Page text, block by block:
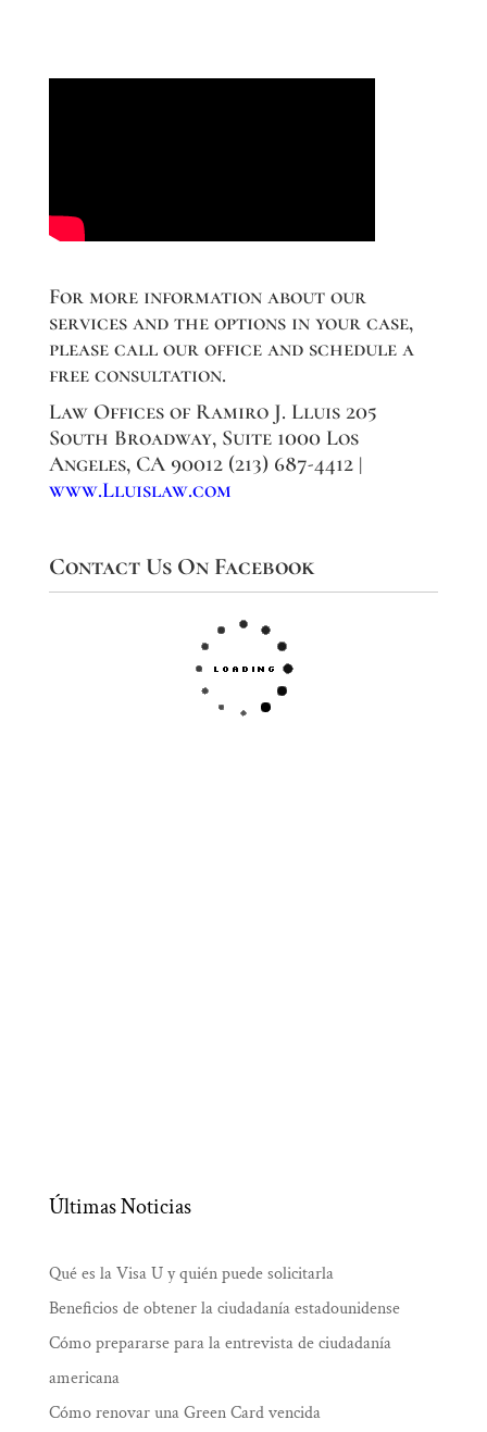
For more information about our
services and the options in your case,
please call our office and schedule a
free consultation.
Law Offices of Ramiro J. Lluis 205
South Broadway, Suite 1000 Los
Angeles, CA 90012 (213) 687-4412 |
www.Lluislaw.com
Contact Us On Facebook
Últimas Noticias
Qué es la Visa U y quién puede solicitarla
Beneficios de obtener la ciudadanía estadounidense
Cómo prepararse para la entrevista de ciudadanía
americana
Cómo renovar una Green Card vencida